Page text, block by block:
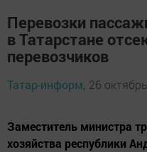
Перевозки
в Татарстане
перевозчиков
Татар-информ, 26
Заместитель министра
хозяйства республики